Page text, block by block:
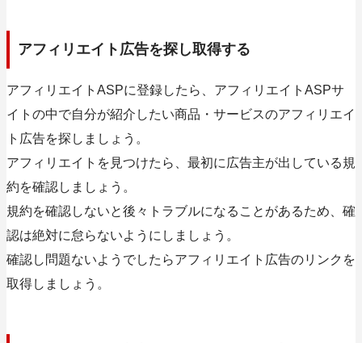
アフィリエイト広告を探し取得する
アフィリエイトASPに登録したら、アフィリエイトASPサ
イトの中で自分が紹介したい商品・サービスのアフィリエイ
ト広告を探しましょう。
アフィリエイトを見つけたら、最初に広告主が出している規
約を確認しましょう。
規約を確認しないと後々トラブルになることがあるため、確
認は絶対に怠らないようにしましょう。
確認し問題ないようでしたらアフィリエイト広告のリンクを
取得しましょう。